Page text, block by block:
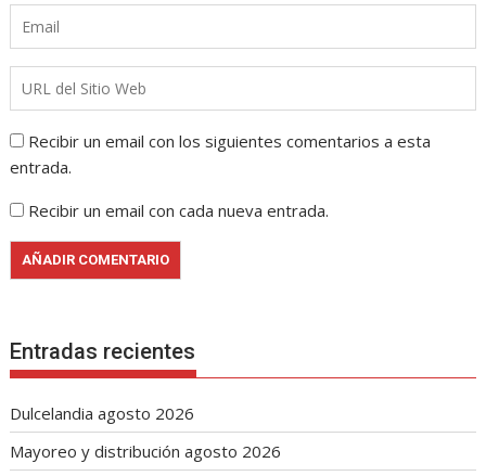
Recibir un email con los siguientes comentarios a esta
entrada.
Recibir un email con cada nueva entrada.
Entradas recientes
Dulcelandia agosto 2026
Mayoreo y distribución agosto 2026